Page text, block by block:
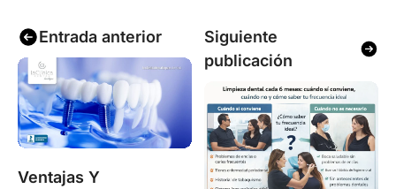
Entrada anterior
Ventajas Y
Siguiente
publicación